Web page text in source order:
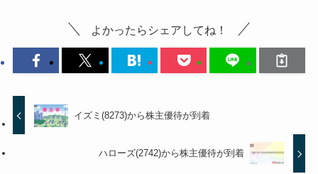
よかったらシェアしてね！
イズミ(8273)から株主優待が到着
ハローズ(2742)から株主優待が到着